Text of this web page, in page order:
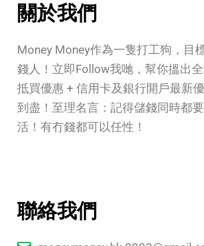
關於我們
Money Money作為一隻打工狗，目
錢人！立即Follow我哋，幫你搵出
抵買優惠 + 信用卡及銀行開戶最新
到盡！至理名言：記得儲錢同時都
活！有冇錢都可以任性！
聯絡我們